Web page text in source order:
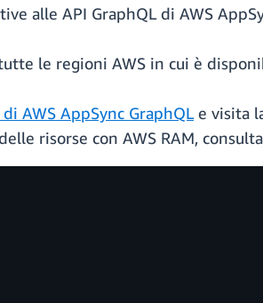
alle API GraphQL di AWS
le regioni AWS in cui è
AWS AppSync GraphQLe visita
risorse con AWS RAM,